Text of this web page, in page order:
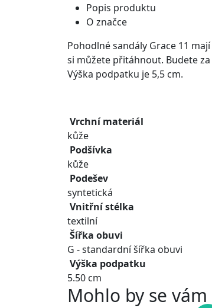
Popis produktu
O značce
Pohodlné sandály Grace 11
si můžete přitáhnout. Budete
Výška podpatku je 5,5 cm.
Vrchní materiál
kůže
Podšívka
kůže
Podešev
syntetická
Vnitřní stélka
textilní
Šířka obuvi
G - standardní šířka obuvi
Výška podpatku
5.50 cm
Mohlo by se